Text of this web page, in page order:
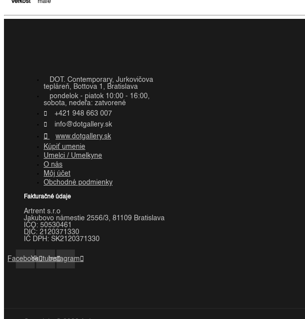
Veľkosť malé
DOT. Contemporary, Jurkovičova
tepláreň, Bottova 1, Bratislava
pondelok - piatok 10:00 - 16:00,
sobota, nedeľa: zatvorené
+421 948 663 007
info@dotgallery.sk
www.dotgallery.sk
Kúpiť umenie
Umelci / Umelkyne
O nás
Môj účet
Obchodné podmienky
Fakturačné údaje
Artrent s.r.o
Jakubovo námestie 2556/3, 81109 Bratislava
IČO: 50530461
DIČ: 2120371330
IČ DPH: SK2120371330
FacebookYoutubeInstagram